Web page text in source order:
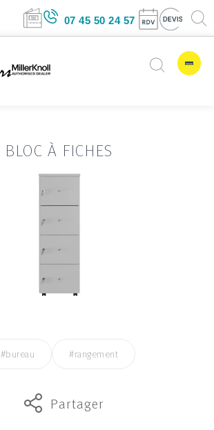
07 45 50 24 57
BLOC À FICHES
#bureau #rangement
Partager